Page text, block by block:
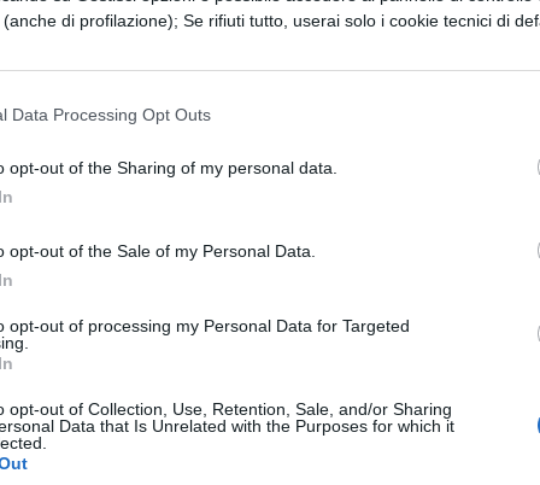
di profilazione); Se rifiuti tutto, userai solo i cookie tecnici di
Data Processing Opt Outs
opt-out of the Sharing of my personal data.
opt-out of the Sale of my Personal Data.
opt-out of processing my Personal Data for Targeted
opt-out of Collection, Use, Retention, Sale, and/or Sharing
Data that Is Unrelated with the Purposes for which it
e hanno cercato in tutti i modi di
prelevarne il contenuto: il sogno dei soldi
piuttosto maldestri, visto che la serratura è
sforzi. Poiché era passato troppo tempo,
dalla stessa finestra, sono andati via.
decisamente sciocchi, non hanno
sono finiti nelle mani dei carabinieri che in
i giovanotti: quattro, rispettivamente di 17,
e iscritti presso lo stesso istituto (ma
Adesso dovranno fare i conti con la
famiglie, con il personale scolastico e con gli